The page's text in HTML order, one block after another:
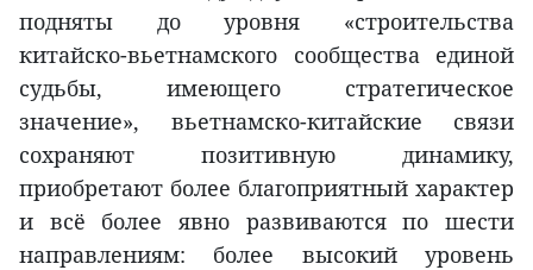
подняты до уровня «строительства
китайско-вьетнамского сообщества единой
судьбы, имеющего стратегическое
значение», вьетнамско-китайские связи
сохраняют позитивную динамику,
приобретают более благоприятный характер
и всё более явно развиваются по шести
направлениям: более высокий уровень